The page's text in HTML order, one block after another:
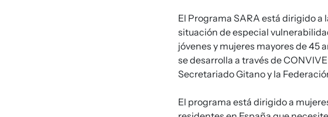
El Programa SARA está dirigido
situación de especial
jóvenes y mujeres mayores de 45
se desarrolla a través de
Secretariado Gitano y la
El programa está dirigido a